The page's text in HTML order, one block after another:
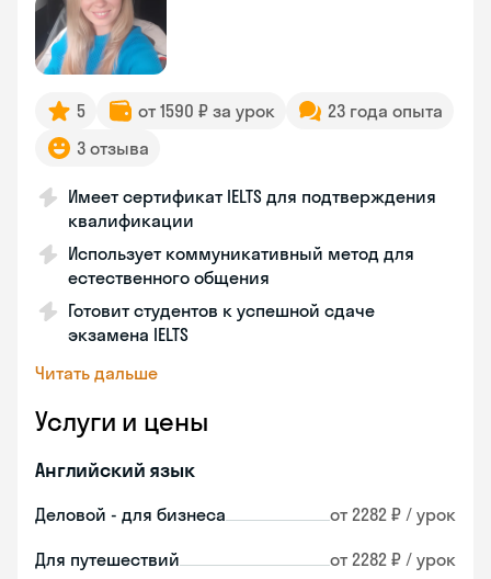
5 от 1590 ₽ за урок
23 года опыта
3 отзыва
Имеет сертификат IELTS для подтверждения
квалификации
Использует коммуникативный метод для
естественного общения
Готовит студентов к успешной сдаче
экзамена IELTS
Читать дальше
Услуги и цены
Английский язык
Деловой - для бизнеса от 2282 ₽ / урок
Для путешествий от 2282 ₽ / урок